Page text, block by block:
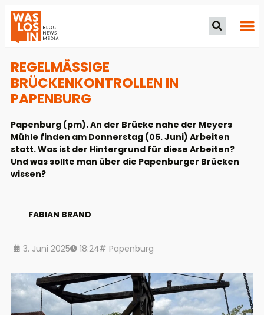
REGELMÄSSIGE B
RÜCKENKONTROLLEN IN P
APENBURG
Papenburg (pm). An der Brücke nahe der Meyers
Mühle finden am Donnerstag (05. Juni) Arbeiten
statt. Was ist der Hintergrund für diese Arbeiten?
Und was sollte man über die Papenburger Brücken
wissen?
FABIAN BRAND
3. Juni 2025 18:24 Papenburg